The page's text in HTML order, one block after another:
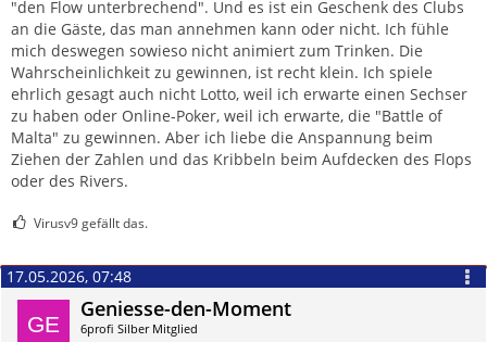
"den Flow unterbrechend". Und es ist ein Geschenk des Clubs
an die Gäste, das man annehmen kann oder nicht. Ich fühle
mich deswegen sowieso nicht animiert zum Trinken. Die
Wahrscheinlichkeit zu gewinnen, ist recht klein. Ich spiele
ehrlich gesagt auch nicht Lotto, weil ich erwarte einen Sechser
zu haben oder Online-Poker, weil ich erwarte, die "Battle of
Malta" zu gewinnen. Aber ich liebe die Anspannung beim
Ziehen der Zahlen und das Kribbeln beim Aufdecken des Flops
oder des Rivers.
Virusv9 gefällt das.
17.05.2026, 07:48
Geniesse-den-Moment
6profi Silber Mitglied